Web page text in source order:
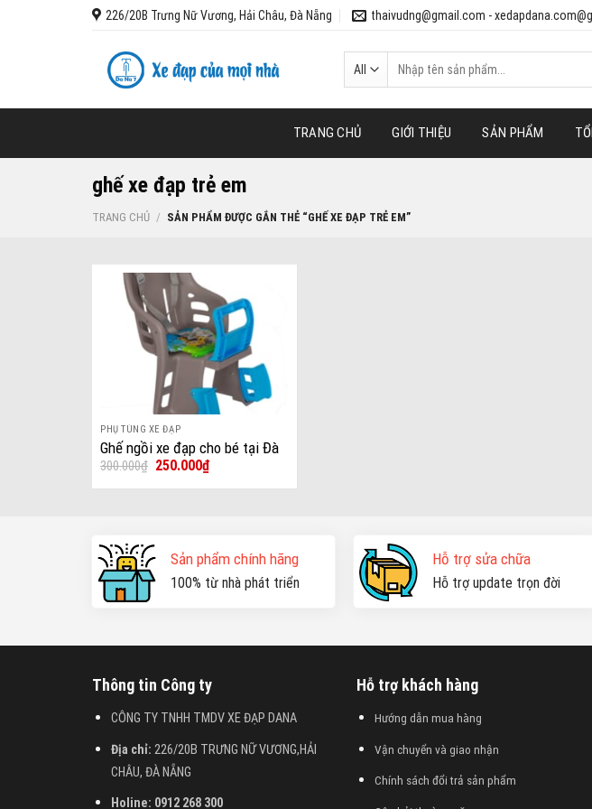
226/20B Trưng Nữ Vương, Hải Châu, Đà Nẵng thaivudng@gmail.com -
Tìm
kiếm:
TRANG CHỦ GIỚI THIỆU SẢN PHẨM
ghế xe đạp trẻ em
TRANG CHỦ / SẢN PHẨM ĐƯỢC GẮN THẺ “GHẾ XE ĐẠP TRẺ EM”
Add to wishlist
+
PHỤ TÙNG XE ĐẠP
Ghế ngồi xe đạp cho bé tại Đà
Nẵng
300.000₫ Giá
là:
250.000₫Giá
hiện
tại
Sản phẩm chính hãng
100% từ nhà phát triển
Hỗ trợ sửa chữa
Hỗ trợ update trọn đời
Thông tin Công ty
CÔNG TY TNHH TMDV XE ĐẠP DANA
Địa chỉ: 226/20B TRƯNG NỮ VƯƠNG,HẢI
CHÂU, ĐÀ NẴNG
Holine: 0912 268 300
Hỗ trợ khách hàng
Hướng dẫn mua hàng
Vận chuyển và giao nhận
Chính sách đổi trả sản phẩm